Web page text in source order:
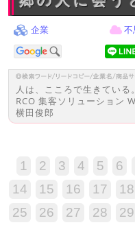
企業
人は、こころで生きてい
RCO 集客ソリューション
横田俊郎
1 2 3 4 5 6
14
15 16 17 18
25
26 27 28 29